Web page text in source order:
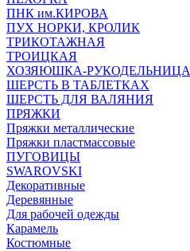
ПНК им.КИРОВА
ПУХ НОРКИ, КРОЛИК
ТРИКОТАЖНАЯ
ТРОИЦКАЯ
ХОЗЯЮШКА-РУКОДЕЛЬНИЦА
ШЕРСТЬ В ТАБЛЕТКАХ
ШЕРСТЬ ДЛЯ ВАЛЯНИЯ
ПРЯЖКИ
Пряжки металлические
Пряжки пластмассовые
ПУГОВИЦЫ
SWAROVSKI
Декоративные
Деревянные
Для рабочей одежды
Карамель
Костюмные